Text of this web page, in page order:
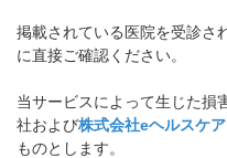
掲載されている医院を受診さ
に直接ご確認ください。
当サービスによって生じた損
社および株式会社eヘルスケア
ものとします。